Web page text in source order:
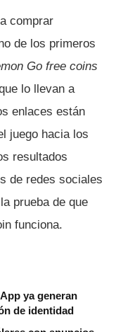
comprar
de los primeros
Go free coins
lo llevan a
enlaces están
juego hacia los
resultados
de redes sociales
prueba de que
funciona.
ya generan
de identidad